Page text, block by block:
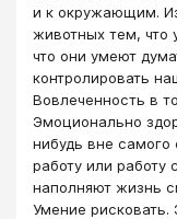
и к окружающим.
животных тем, что
что они умеют
контролировать
Вовлеченность в
Эмоционально
нибудь вне самого
работу или работу
наполняют жизнь
Умение